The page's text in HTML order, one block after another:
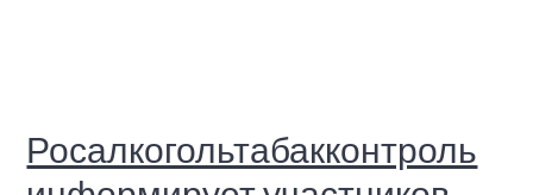
Росалкогольтабакконтроль